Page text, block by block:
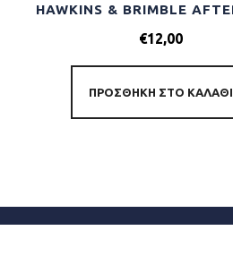
€12,00
ΠΡΟΣΘΉΚΗ ΣΤΟ ΚΑΛΆΘΙ